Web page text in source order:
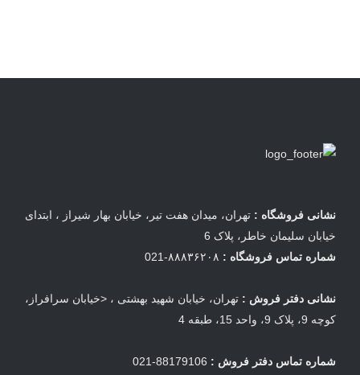
نشانی فروشگاه : تهران، میدان هفت تیر، خیابان بهار شیراز ، ابتدای
خیابان سلیمان خاطر، پلاک 6
شماره تماس فروشگاه :
نشانی دفتر فروش : تهران، خیابان شهید بهشتی ، <خیابان سرافراز،
کوچه 9، پلاک 9، واحد 15، طبقه 4
شماره تماس دفتر فروش :